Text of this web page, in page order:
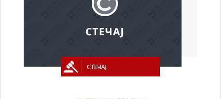
СТЕЧАЈ